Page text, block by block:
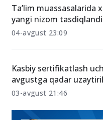
07-avgust 20:17
yangi nizom tasdiqlandi
04-avgust 23:09